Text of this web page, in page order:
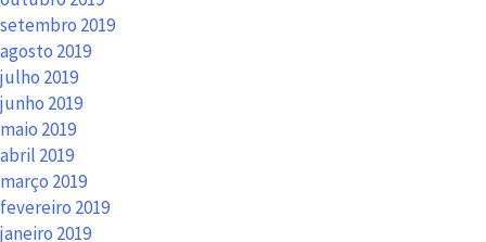
setembro 2019
agosto 2019
julho 2019
junho 2019
maio 2019
abril 2019
março 2019
fevereiro 2019
janeiro 2019